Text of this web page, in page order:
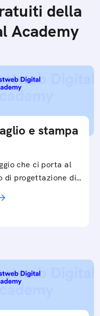
della
Academy
e stampa
che ci porta al
di progettazione di